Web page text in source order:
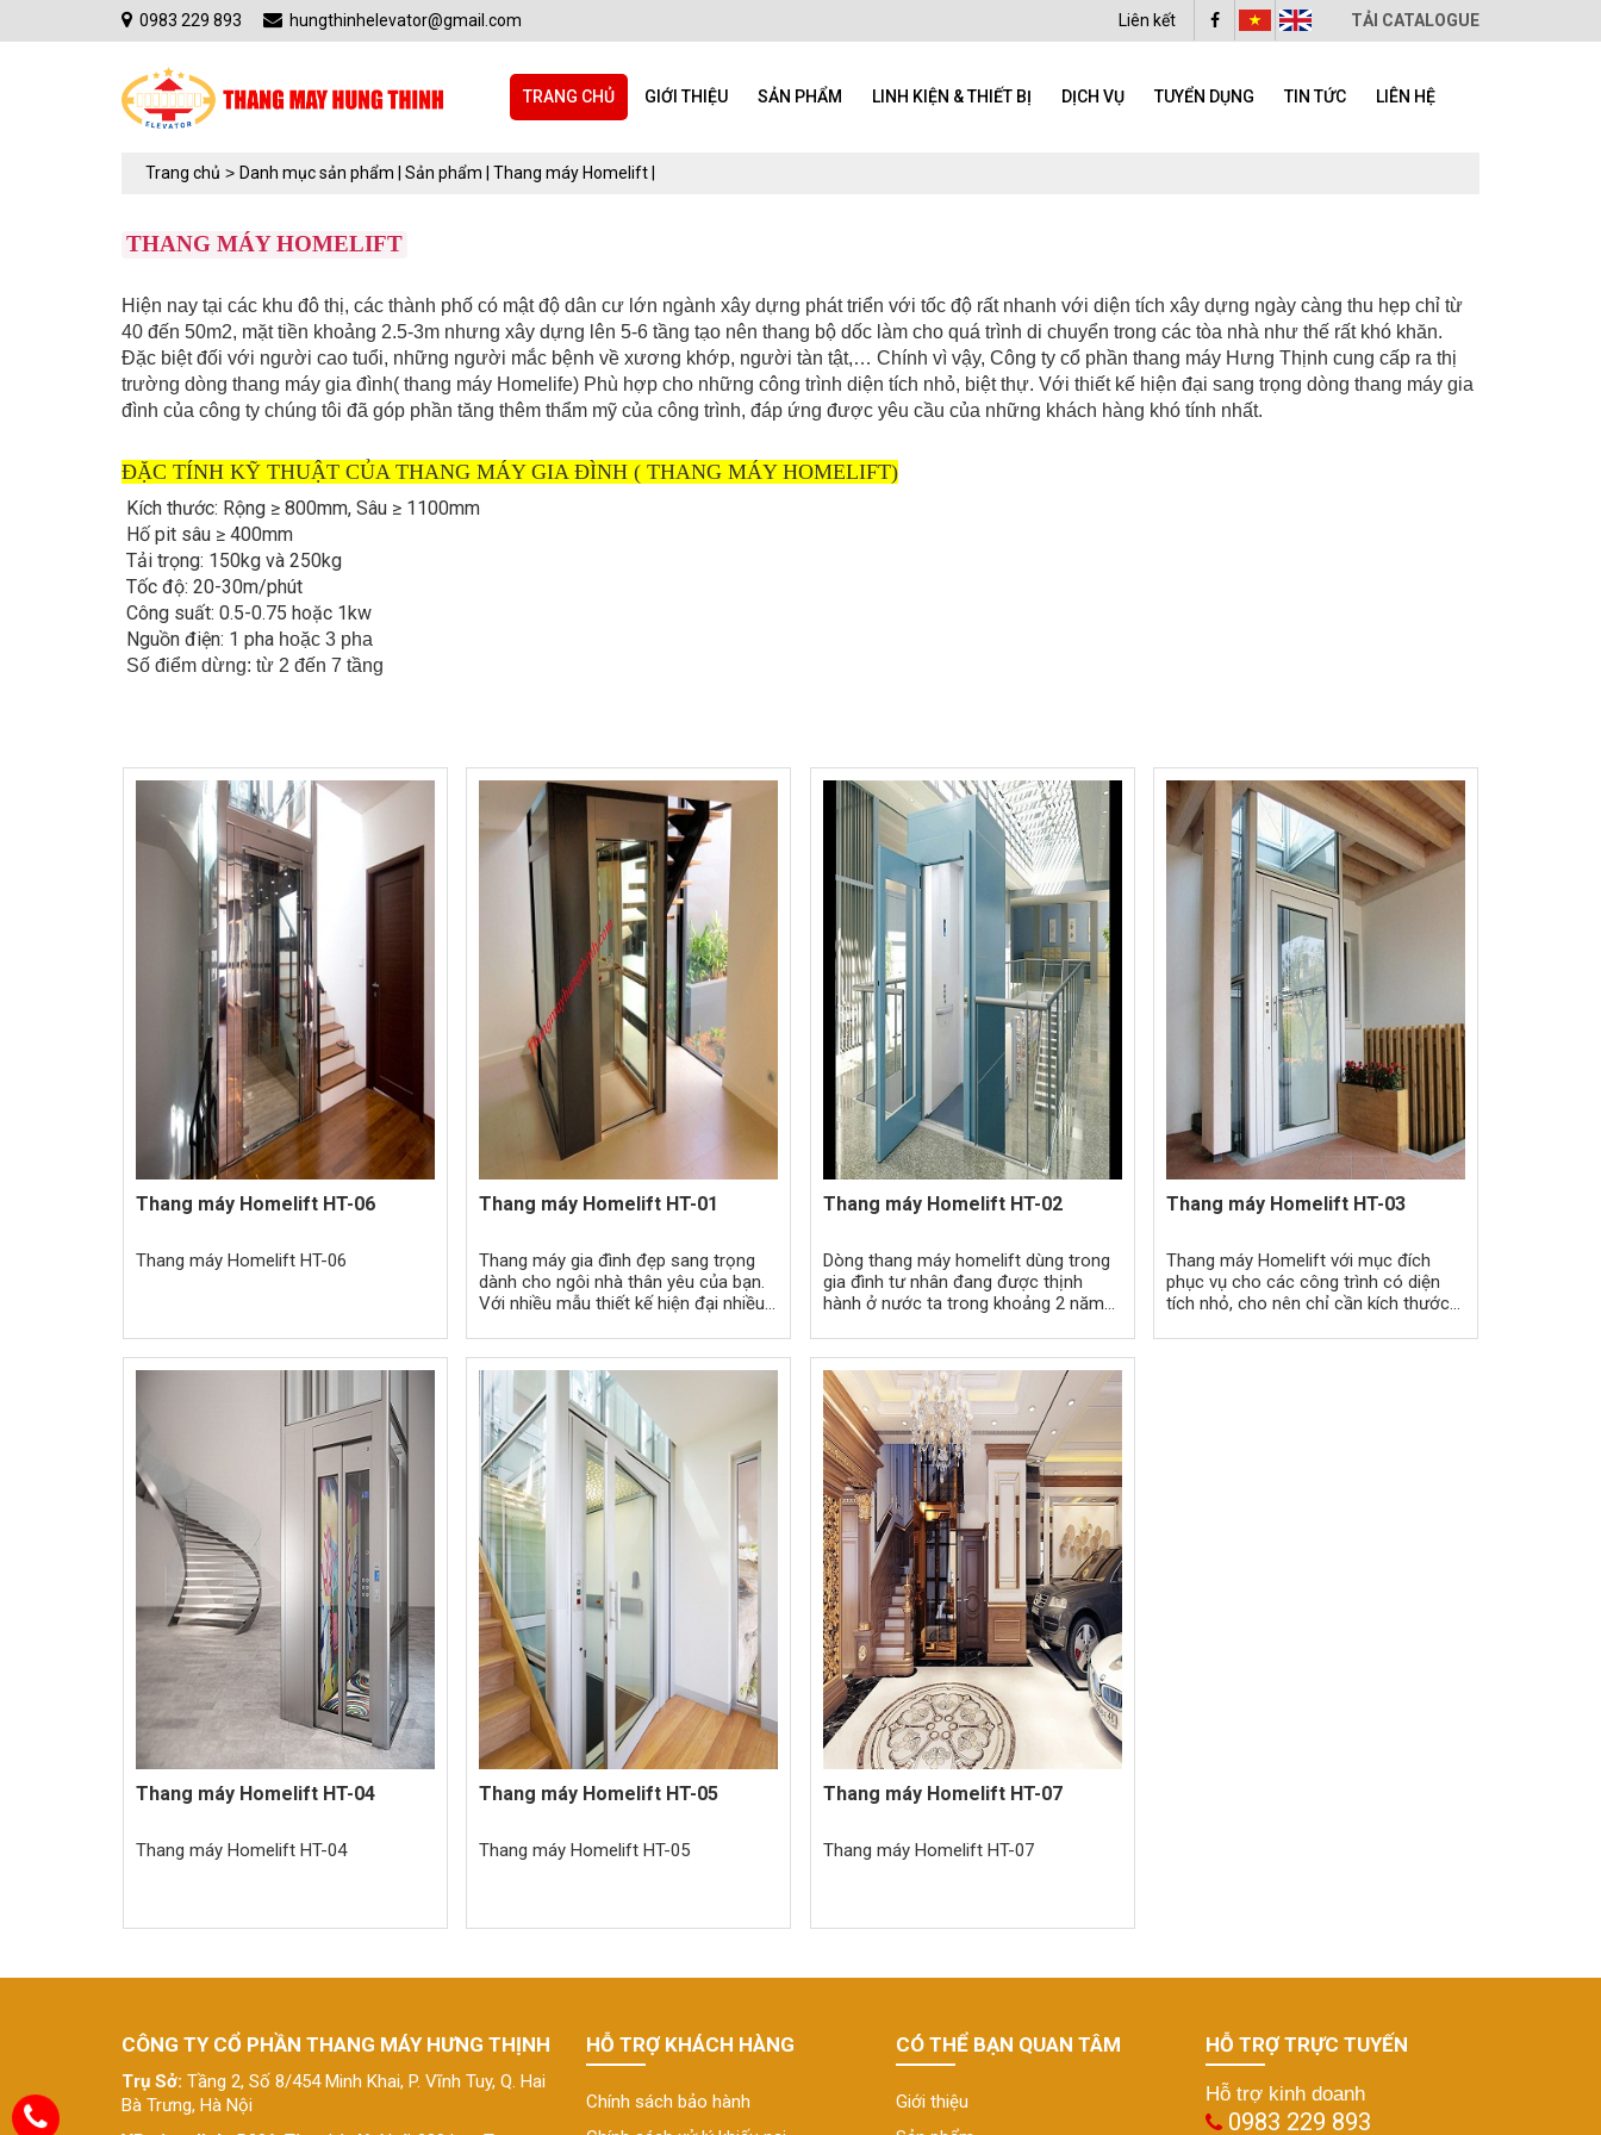
0983 229 893 hungthinhelevator@gmail.com TẢI CATALOGUE
Liên kết
TRANG CHỦ GIỚI THIỆU SẢN PHẨM LINH KIỆN & THIẾT BỊ DỊCH VỤ TUYỂN DỤNG TIN TỨC LIÊN HỆ
Trang chủ > Danh mục sản phẩm | Sản phẩm | Thang máy Homelift |
THANG MÁY HOMELIFT
Hiện nay tại các khu đô thị, các thành phố có mật độ dân cư lớn ngành xây dựng phát triển với tốc độ rất nhanh với diện tích xây dựng ngày càng thu hẹp chỉ từ
40 đến 50m2, mặt tiền khoảng 2.5-3m nhưng xây dựng lên 5-6 tầng tạo nên thang bộ dốc làm cho quá trình di chuyển trong các tòa nhà như thế rất khó khăn.
Đặc biệt đối với người cao tuổi, những người mắc bệnh về xương khớp, người tàn tật,… Chính vì vậy, Công ty cổ phần thang máy Hưng Thịnh cung cấp ra thị
trường dòng thang máy gia đình( thang máy Homelife) Phù hợp cho những công trình diện tích nhỏ, biệt thự. Với thiết kế hiện đại sang trọng dòng thang máy gia
đình của công ty chúng tôi đã góp phần tăng thêm thẩm mỹ của công trình, đáp ứng được yêu cầu của những khách hàng khó tính nhất.
ĐẶC TÍNH KỸ THUẬT CỦA THANG MÁY GIA ĐÌNH ( THANG MÁY HOMELIFT)
 Kích thước: Rộng ≥ 800mm, Sâu ≥ 1100mm
 Hố pit sâu ≥ 400mm
 Tải trọng: 150kg và 250kg
 Tốc độ: 20-30m/phút
 Công suất: 0.5-0.75 hoặc 1kw
 Nguồn điện: 1 pha hoặc 3 pha
 Số điểm dừng: từ 2 đến 7 tầng
Thang máy Homelift HT-06
Thang máy Homelift HT-06
Thang máy Homelift HT-01
Thang máy gia đình đẹp sang trọng
dành cho ngôi nhà thân yêu của bạn.
Với nhiều mẫu thiết kế hiện đại nhiều
Thang máy Homelift HT-02
Dòng thang máy homelift dùng trong
gia đình tư nhân đang được thịnh
hành ở nước ta trong khoảng 2 năm
thành phố lớn nghành xây dựng phát
triển với tốc độ rất
Thang máy Homelift HT-03
Thang máy Homelift với mục đích
phục vụ cho các công trình có diện
tích nhỏ, cho nên chỉ cần kích thước
Thang máy Homelift HT-04
Thang máy Homelift HT-04
Thang máy Homelift HT-05
Thang máy Homelift HT-05
Thang máy Homelift HT-07
Thang máy Homelift HT-07
CÔNG TY CỔ PHẦN THANG MÁY HƯNG THỊNH
Trụ Sở: Tầng 2, Số 8/454 Minh Khai, P. Vĩnh Tuy, Q. Hai
Bà Trưng, Hà Nội
HỖ TRỢ KHÁCH HÀNG
Chính sách bảo hành
CÓ THỂ BẠN QUAN TÂM
Giới thiệu
HỖ TRỢ TRỰC TUYẾN
Hỗ trợ kinh doanh
0983 229 893